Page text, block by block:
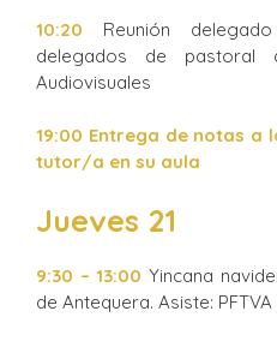
10:20 Reunión
delegados de pastoral
Audiovisuales
19:00 Entrega de notas a
tutor/a en su aula
Jueves 21
9:30 – 13:00 Yincana
de Antequera. Asiste: PFTVA